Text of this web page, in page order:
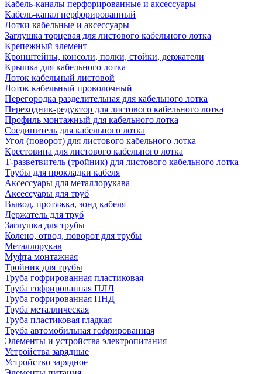
Кабель-каналы перфорированные и аксессуары
Кабель-канал перфорированный
Лотки кабельные и аксессуары
Заглушка торцевая для листового кабельного лотка
Крепежный элемент
Кронштейны, консоли, полки, стойки, держатели
Крышка для кабельного лотка
Лоток кабельный листовой
Лоток кабельный проволочный
Перегородка разделительная для кабельного лотка
Переходник-редуктор для листового кабельного лотка
Профиль монтажный для кабельного лотка
Соединитель для кабельного лотка
Угол (поворот) для листового кабельного лотка
Крестовина для листового кабельного лотка
Т-разветвитель (тройник) для листового кабельного лотка
Трубы для прокладки кабеля
Аксессуары для металлорукава
Аксессуары для труб
Вывод, протяжка, зонд кабеля
Держатель для труб
Заглушка для трубы
Колено, отвод, поворот для трубы
Металлорукав
Муфта монтажная
Тройник для трубы
Труба гофрированная пластиковая
Труба гофрированная ПЛЛ
Труба гофрированная ПНД
Труба металлическая
Труба пластиковая гладкая
Труба автомобильная гофрированная
Элементы и устройства электропитания
Устройства зарядные
Устройство зарядное